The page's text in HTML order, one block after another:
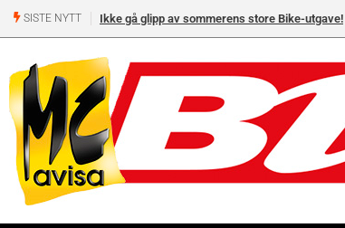
SISTE NYTT Ikke gå glipp av sommerens store Bike-utgave!